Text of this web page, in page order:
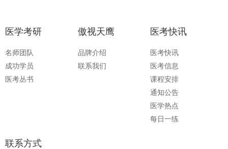
医学考研
名师团队
成功学员
医考丛书
傲视天鹰
品牌介绍
联系我们
医考快讯
医考快讯
医考信息
课程安排
通知公告
医学热点
每日一练
联系方式